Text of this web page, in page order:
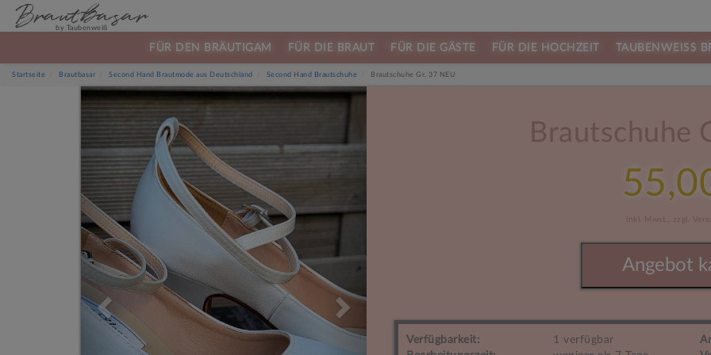
FÜR DEN BRÄUTIGAM FÜR DIE BRAUT FÜR DIE GÄSTE FÜR DIE HOCHZEIT TAUBENWEISS
Brautbasar
by Taubenweiß
Startseite Brautbasar Second Hand Brautmode aus Deutschland Second Hand Brautschuhe Brautschuhe Gr. 37 NEU
Previous Next
Brautschuhe
inkl. Mwst., zzgl.
Angebot
Verfügbarkeit: 1 verfügbar